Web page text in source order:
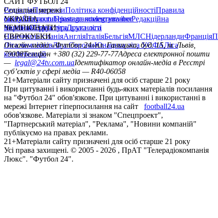
РедакціяПрогнозиПолітика конфіденційностіПравила
сайтуКонтактиПравила коментуванняРедакційна
політикаСтруктура власності
Соціальні мережі
facebookxyoutubeinstagramtelegramviber
УКРАЇНА
УкраїнаПерша лігаДруга ліга
ЧЕМПІОНАТИ
НімеччинаІспаніяАнгліяІталіяБельгіяМЛСНідерландиФранція
ЄВРОКУБКИ
Ліга чемпіонівЛіга ЄвропиЮнацька ліга УЄФАЛіга
конференцій
Онлайн-медіа «Футбол 24»пл. Галицька, буд. 15, м. Львів,
79008Телефон +380 (32) 229-77-77Адреса електронної пошти
— legal@24tv.com.uaІдентифікатор онлайн-медіа в Реєстрі
суб’єктів у сфері медіа — R40-06058
21+Матеріали сайту призначені для осіб старше 21 року
При цитуванні і використанні будь-яких матеріалів посилання
на "Футбол 24" обов'язкове. При цитуванні і використанні в
мережі Інтернет гіперпосилання на сайт
football24.ua
обов'язкове. Матеріали зі знаком "Спецпроект",
"Партнерський матеріал", "Реклама", "Новини компаній"
публікуємо на правах реклами.
21+Матеріали сайту призначені для осіб старше 21 року
Усi права захищенi. © 2005 - 2026 , ПрАТ "Телерадіокомпанія
Люкс". "Футбол 24".